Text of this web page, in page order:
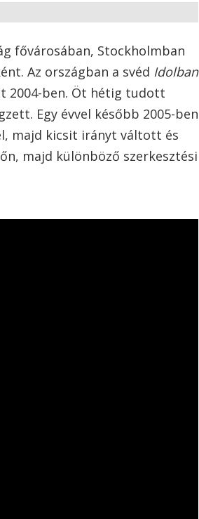
fővárosában, Stockholmban
Az országban a svéd Idolban
2004-ben. Öt hétig tudott
Egy évvel később 2005-ben
majd kicsit irányt váltott és
majd különböző szerkesztési